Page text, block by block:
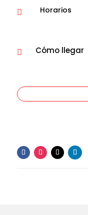
 Horarios
 Cómo llegar